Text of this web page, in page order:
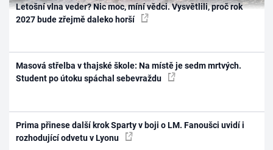
Letošní vlna veder? Nic moc, míní vědci. Vysvětlili, proč rok
2027 bude zřejmě daleko horší
Masová střelba v thajské škole: Na místě je sedm mrtvých.
Student po útoku spáchal sebevraždu
Prima přinese další krok Sparty v boji o LM. Fanoušci uvidí i
rozhodující odvetu v Lyonu